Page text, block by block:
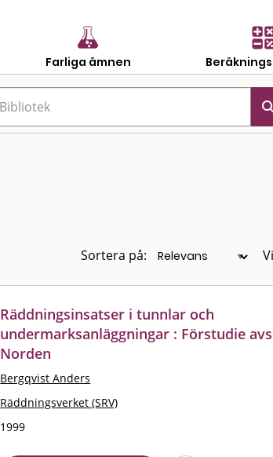
Farliga ämnen
Sortera på:
Räddningsinsatser i tunnlar och
undermarksanläggningar : Förstudie
Norden
Bergqvist Anders
Räddningsverket (SRV)
1999